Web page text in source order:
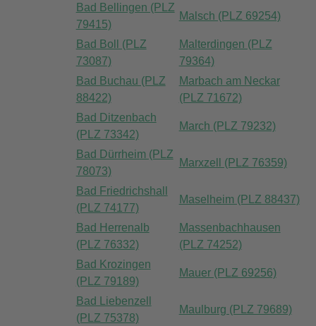
Bad Bellingen (PLZ
79415)
Malsch (PLZ 69254)
Bad Boll (PLZ
73087)
Malterdingen (PLZ
79364)
Bad Buchau (PLZ
88422)
Marbach am Neckar
(PLZ 71672)
Bad Ditzenbach
(PLZ 73342)
March (PLZ 79232)
Bad Dürrheim (PLZ
78073)
Marxzell (PLZ 76359)
Bad Friedrichshall
(PLZ 74177)
Maselheim (PLZ 88437)
Bad Herrenalb
(PLZ 76332)
Massenbachhausen
(PLZ 74252)
Bad Krozingen
(PLZ 79189)
Mauer (PLZ 69256)
Bad Liebenzell
(PLZ 75378)
Maulburg (PLZ 79689)